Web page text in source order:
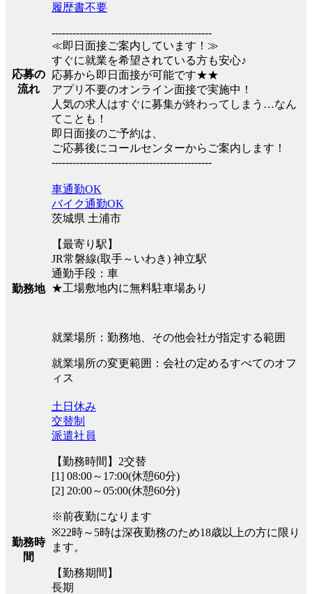
応募の
流れ
履歴書不要
----------------------------------------------
≪即日面接ご案内しています！≫
すぐに就業を希望されている方も安心♪
応募から即日面接が可能です★★
アプリ不要のオンライン面接で実施中！
人気の求人はすぐに募集が終わってしまう…なん
てことも！
即日面接のご予約は、
ご応募後にコールセンターからご案内します！
----------------------------------------------
勤務地
車通勤OK
バイク通勤OK
茨城県 土浦市
【最寄り駅】
JR常磐線(取手～いわき) 神立駅
通勤手段：車
★工場敷地内に無料駐車場あり
就業場所：勤務地、その他会社が指定する範囲
就業場所の変更範囲：会社の定めるすべてのオフ
ィス
勤務時
間
土日休み
交替制
派遣社員
【勤務時間】2交替
[1] 08:00～17:00(休憩60分)
[2] 20:00～05:00(休憩60分)
※前夜勤になります
※22時～5時は深夜勤務のため18歳以上の方に限り
ます。
【勤務期間】
長期